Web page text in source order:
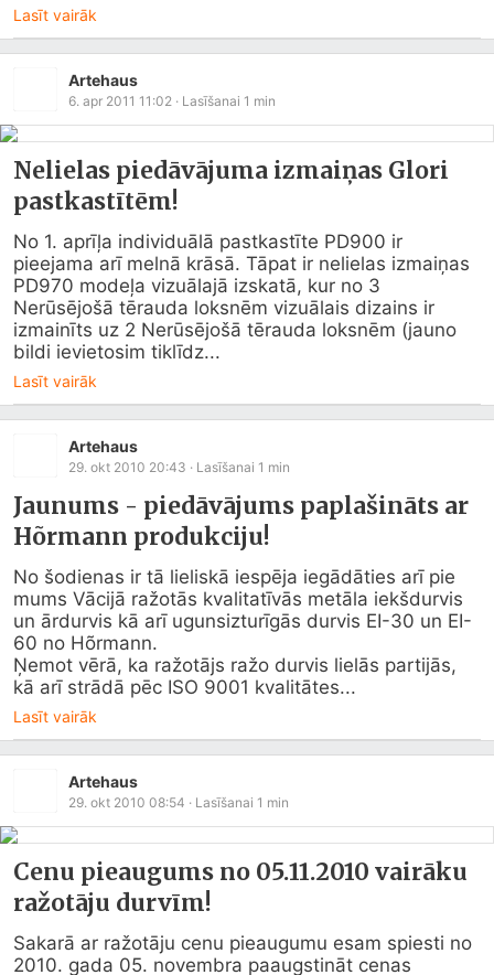
Lasīt vairāk
Artehaus
6. apr 2011 11:02 · Lasīšanai 1 min
Nelielas piedāvājuma izmaiņas Glori
pastkastītēm!
No 1. aprīļa individuālā pastkastīte PD900 ir
pieejama arī melnā krāsā. Tāpat ir nelielas izmaiņas
PD970 modeļa vizuālajā izskatā, kur no 3
Nerūsējošā tērauda loksnēm vizuālais dizains ir
izmainīts uz 2 Nerūsējošā tērauda loksnēm (jauno
bildi ievietosim tiklīdz...
Lasīt vairāk
Artehaus
29. okt 2010 20:43 · Lasīšanai 1 min
Jaunums - piedāvājums paplašināts ar
Hõrmann produkciju!
No šodienas ir tā lieliskā iespēja iegādāties arī pie
mums Vācijā ražotās kvalitatīvās metāla iekšdurvis
un ārdurvis kā arī ugunsizturīgās durvis EI-30 un EI-
60 no Hõrmann.
Ņemot vērā, ka ražotājs ražo durvis lielās partijās,
kā arī strādā pēc ISO 9001 kvalitātes...
Lasīt vairāk
Artehaus
29. okt 2010 08:54 · Lasīšanai 1 min
Cenu pieaugums no 05.11.2010 vairāku
ražotāju durvīm!
Sakarā ar ražotāju cenu pieaugumu esam spiesti no
2010. gada 05. novembra paaugstināt cenas